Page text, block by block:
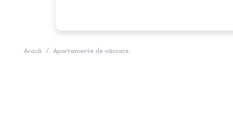
Acasă / Apartamente de vânzare